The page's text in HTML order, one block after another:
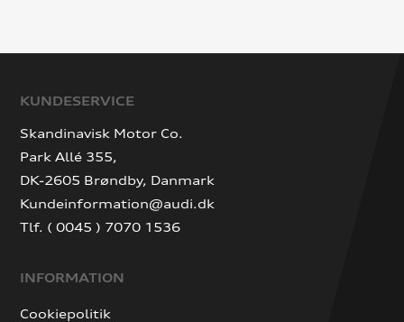
KUNDESERVICE
Skandinavisk Motor Co.
Park Allé 355,
DK-2605 Brøndby, Danmark
Kundeinformation@audi.dk
Tlf. ( 0045 ) 7070 1536
INFORMATION
Cookiepolitik